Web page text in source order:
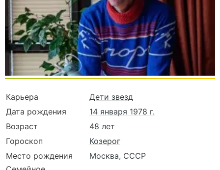
Карьера
Дети звезд
Дата рождения
14 января 1978 г.
Возраст
48 лет
Гороскоп
Козерог
Место рождения
Москва, СССР